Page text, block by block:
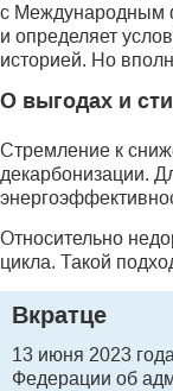
с Международным
и определяет
историей. Но
О выгодах и
Стремление к
декарбонизации.
Относительно
цикла. Такой
Вкратце
13 июня 2023
Федерации об